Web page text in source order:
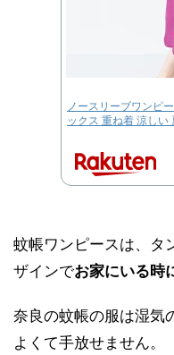
ノースリーブワンピ
ックス 重ね着 涼しい
蚊帳ワンピースは、タ
ザインでお家にいる時
奈良の蚊帳の服は湿気
よくて手放せません。